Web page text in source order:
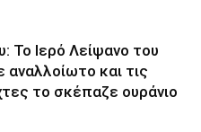
Το Ιερό Λείψανο του
αναλλοίωτο και τις
το σκέπαζε ουράνιο